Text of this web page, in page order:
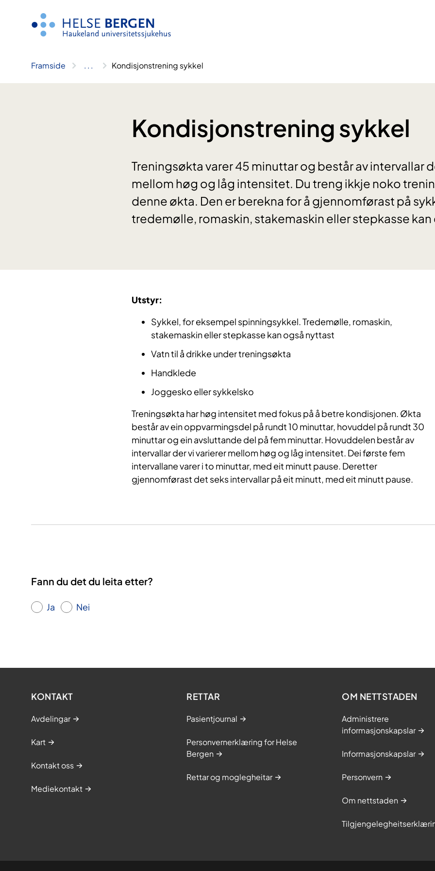
Framside .. . Kondisjonstrening sykkel
Kondisjonstrening sykkel
Treningsøkta varer 45 minuttar og består av intervallar
mellom høg og låg intensitet. Du treng ikkje noko
denne økta. Den er berekna for å gjennomførast på
tredemølle, romaskin, stakemaskin eller stepkasse
Utstyr:
Sykkel, for eksempel spinningsykkel. Tredemølle, romaskin,
stakemaskin ellerstepkasse kan også nyttast
Vatn til å drikke under treningsøkta
Handklede
Joggesko ellersykkelsko
Treningsøkta har høg intensitet med fokus på å betre kondisjonen. Økta
består aveinoppvarmingsdel på rundt 10 minuttar, hovuddel på rundt 30
minuttarog einavsluttande del på femminuttar. Hovuddelenbestår av
intervallarder vi varierer mellom høg og låg intensitet. Dei første fem
intervallanevarer i to minuttar, med eit minutt pause. Deretter
gjennomførast det seksintervallarpå eit minutt, med eit minutt pause.
Fann du det du leita etter?
Ja Nei
KONTAKT
Avdelingar
Kart
Kontakt oss
Mediekontakt
RETTAR
Pasientjournal
Personvernerklæring for Helse
Bergen
Rettar og moglegheitar
OM NETTSTADEN
Administrere
informasjonskapslar
Informasjonskapslar
Personvern
Om nettstaden